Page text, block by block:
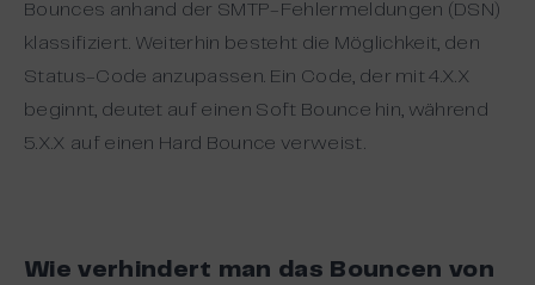
Bounces anhand der SMTP-Fehlermeldungen (DSN)
klassifiziert. Weiterhin besteht die Möglichkeit, den
Status-Code anzupassen. Ein Code, der mit 4.X.X
beginnt, deutet auf einen Soft Bounce hin, während
5.X.X auf einen Hard Bounce verweist.
Wie verhindert man das Bouncen von